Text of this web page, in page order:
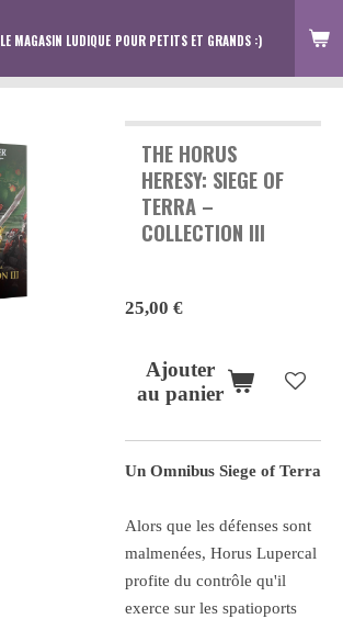
LE MAGASIN LUDIQUE POUR PETITS ET GRANDS :)
THE HORUS
HERESY: SIEGE OF
TERRA –
COLLECTION III
25,00 €
Ajouter
au panier
Un Omnibus Siege of Terra
Alors que les défenses sont
malmenées, Horus Lupercal
profite du contrôle qu'il
exerce sur les spatioports